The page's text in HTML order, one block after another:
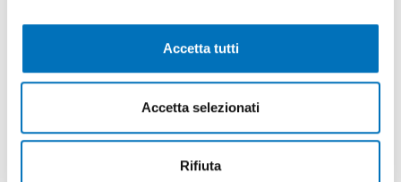
Accetta tutti
Accetta selezionati
Rifiuta
12 December 2016
Two platforms for touch LCD